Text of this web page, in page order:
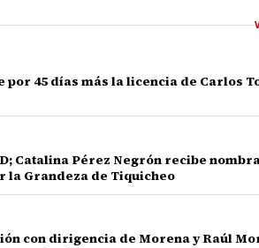
por 45 días más la licencia de Carlos
Catalina Pérez Negrón recibe
la Grandeza de Tiquicheo
con dirigencia de Morena y Raúl